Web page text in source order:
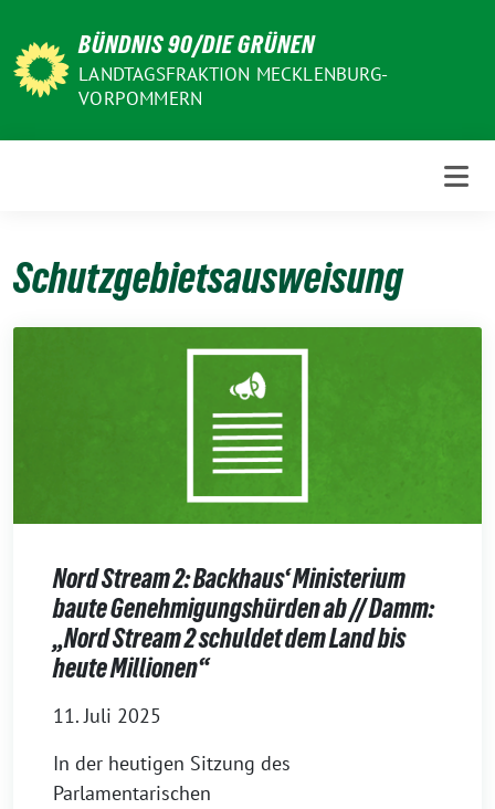
zum
Inhalt
BÜNDNIS 90/DIE GRÜNEN
LANDTAGSFRAKTION MECKLENBURG-
VORPOMMERN
Schutzgebietsausweisung
Nord Stream 2: Backhaus‘ Ministerium
baute Genehmigungshürden ab // Damm:
„Nord Stream 2 schuldet dem Land bis
heute Millionen“
11. Juli 2025
In der heutigen Sitzung des
Parlamentarischen